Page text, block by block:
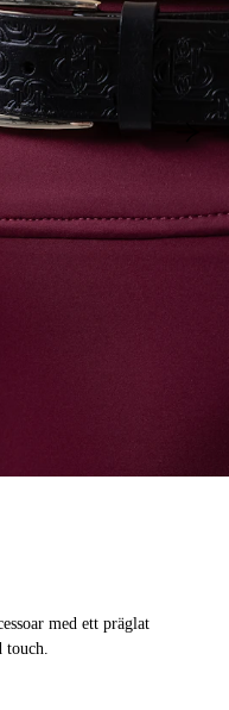
med ett präglat
touch.